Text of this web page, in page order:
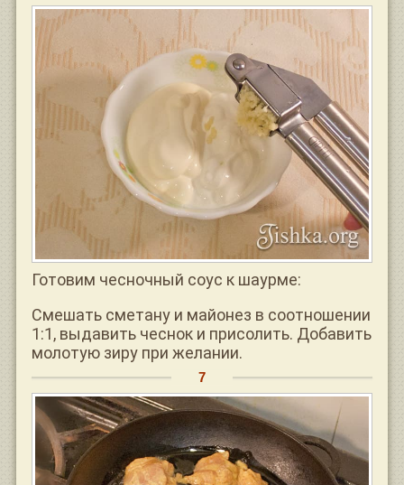
Готовим чесночный соус к шаурме:
Смешать сметану и майонез в соотношении
1:1, выдавить чеснок и присолить. Добавить
молотую зиру при желании.